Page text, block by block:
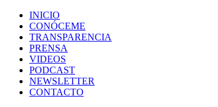
INICIO
CONÓCEME
TRANSPARENCIA
PRENSA
VIDEOS
PODCAST
NEWSLETTER
CONTACTO